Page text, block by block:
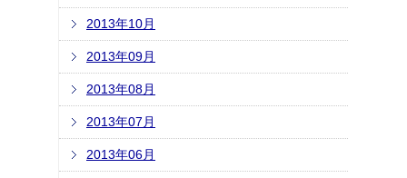
2013年10月
2013年09月
2013年08月
2013年07月
2013年06月